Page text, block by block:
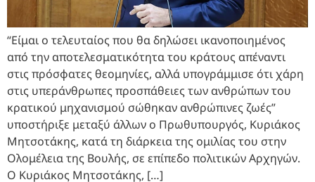
“Είμαι ο τελευταίος που θα δηλώσει ικανοποιημένος
από την αποτελεσματικότητα του κράτους απέναντι
στις πρόσφατες θεομηνίες, αλλά υπογράμμισε ότι χάρη
στις υπεράνθρωπες προσπάθειες των ανθρώπων του
κρατικού μηχανισμού σώθηκαν ανθρώπινες ζωές”
υποστήριξε μεταξύ άλλων ο Πρωθυπουργός, Κυριάκος
Μητσοτάκης, κατά τη διάρκεια της ομιλίας του στην
Ολομέλεια της Βουλής, σε επίπεδο πολιτικών Αρχηγών.
Ο Κυριάκος Μητσοτάκης, […]